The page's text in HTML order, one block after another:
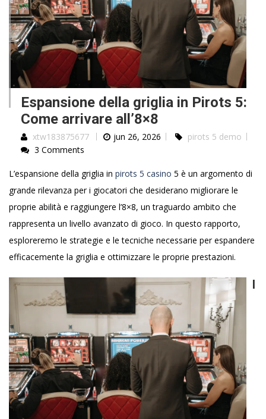
Espansione della griglia in Pirots 5:
Come arrivare all’8×8
xtw183875677 jun 26, 2026
pirots 5 demo
3 Comments
L’espansione della griglia in pirots 5 casino 5 è un argomento di
grande rilevanza per i giocatori che desiderano migliorare le
proprie abilità e raggiungere l’8×8, un traguardo ambito che
rappresenta un livello avanzato di gioco. In questo rapporto,
esploreremo le strategie e le tecniche necessarie per espandere
efficacemente la griglia e ottimizzare le proprie prestazioni.
I